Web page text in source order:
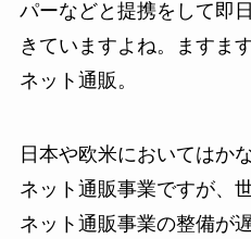
パーなどと提携をして即
きていますよね。ますま
ネット通販。
日本や欧米においてはか
ネット通販事業ですが、
ネット通販事業の整備が